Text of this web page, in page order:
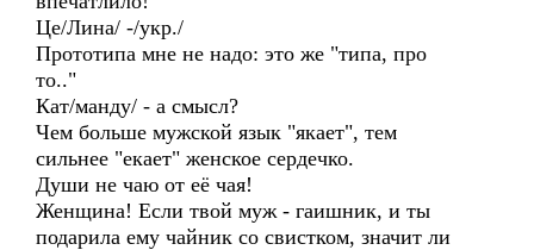
Це/Лина/ -/укр./
Прототипа мне не надо: это же "типа, про
то.."
Кат/манду/ - а смысл?
Чем больше мужской язык "якает", тем
сильнее "екает" женское сердечко.
Души не чаю от её чая!
Женщина! Если твой муж - гаишник, и ты
подарила ему чайник со свистком, значит ли